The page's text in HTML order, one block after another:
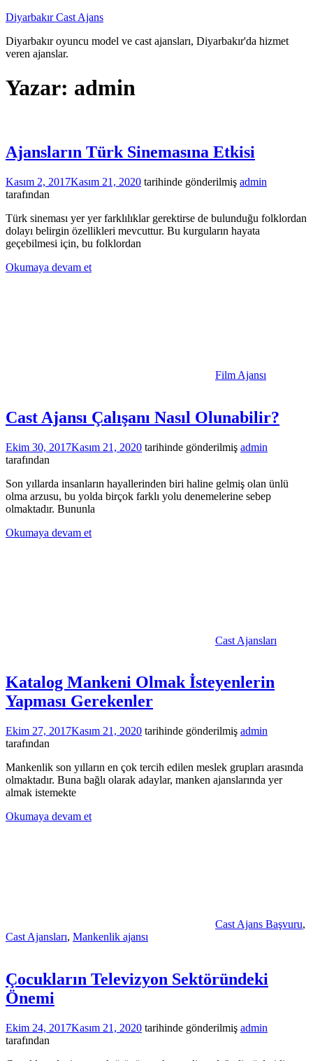
İçeriğe
Diyarbakır Cast Ajans
Diyarbakır oyuncu model ve cast ajansları, Diyarbakır'da hizmet
veren ajanslar.
Yazar: admin
Ajansların Türk Sinemasına Etkisi
Kasım 2, 2017Kasım 21, 2020 tarihinde gönderilmiş admin
tarafından
Türk sineması yer yer farklılıklar gerektirse de bulunduğu folklordan
dolayı belirgin özellikleri mevcuttur. Bu kurguların hayata
geçebilmesi için, bu folklordan
Okumaya devam et
Film Ajansı
Cast Ajansı Çalışanı Nasıl Olunabilir?
Ekim 30, 2017Kasım 21, 2020 tarihinde gönderilmiş admin
tarafından
Son yıllarda insanların hayallerinden biri haline gelmiş olan ünlü
olma arzusu, bu yolda birçok farklı yolu denemelerine sebep
olmaktadır. Bununla
Okumaya devam et
Cast Ajansları
Katalog Mankeni Olmak İsteyenlerin
Yapması Gerekenler
Ekim 27, 2017Kasım 21, 2020 tarihinde gönderilmiş admin
tarafından
Mankenlik son yılların en çok tercih edilen meslek grupları arasında
olmaktadır. Buna bağlı olarak adaylar, manken ajanslarında yer
almak istemekte
Okumaya devam et
Cast Ajans Başvuru,
Cast Ajansları, Mankenlik ajansı
Çocukların Televizyon Sektöründeki
Önemi
Ekim 24, 2017Kasım 21, 2020 tarihinde gönderilmiş admin
tarafından